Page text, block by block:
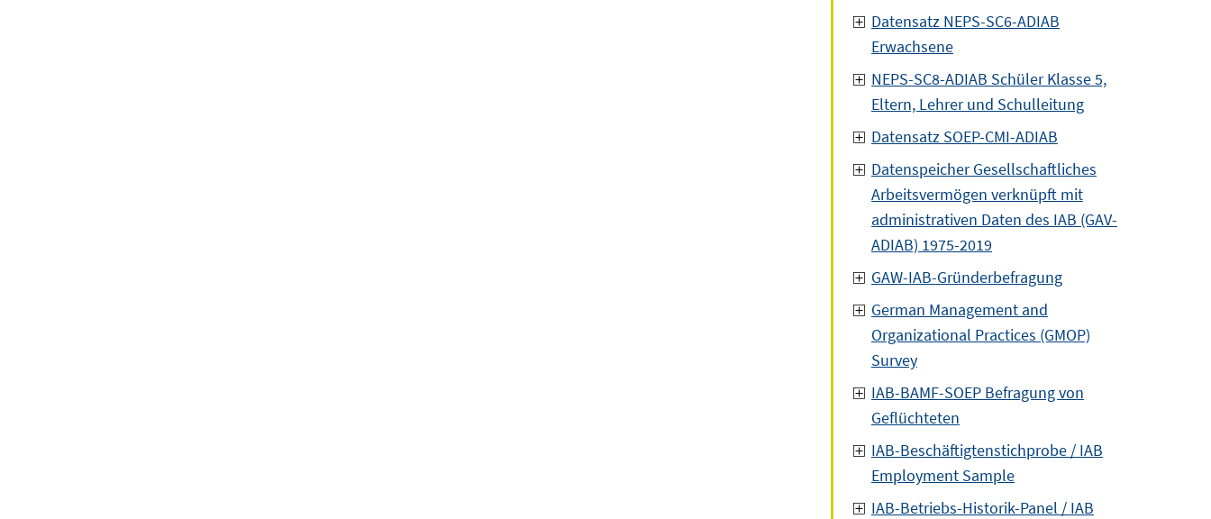
Datensatz NEPS-SC6-ADIAB
Erwachsene
NEPS-SC8-ADIAB Schüler Klasse 5,
Eltern, Lehrer und Schulleitung
Datensatz SOEP-CMI-ADIAB
Datenspeicher Gesellschaftliches
Arbeitsvermögen verknüpft mit
administrativen Daten des IAB (GAV-
ADIAB) 1975-2019
GAW-IAB-Gründerbefragung
German Management and
Organizational Practices (GMOP)
Survey
IAB-BAMF-SOEP Befragung von
Geflüchteten
IAB-Beschäftigtenstichprobe / IAB
Employment Sample
IAB-Betriebs-Historik-Panel / IAB